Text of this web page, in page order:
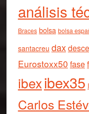
análisis
Braces bolsa bolsa
santacreu dax
Eurostoxx50 fase
ibexibex35
Carlos